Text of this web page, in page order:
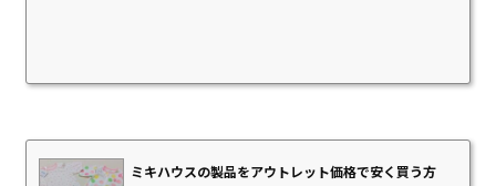
ミキハウスの製品をアウトレット価格で安く買う方